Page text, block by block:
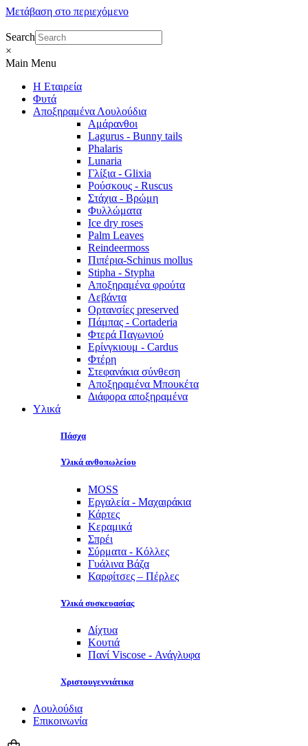
Μετάβαση στο περιεχόμενο
Search
×
Main Menu
Η Εταιρεία
Φυτά
Αποξηραμένα Λουλούδια
Αμάρανθοι
Lagurus - Bunny tails
Phalaris
Lunaria
Γλίξια - Glixia
Ρούσκους - Ruscus
Στάχια - Βρώμη
Φυλλώματα
Ice dry roses
Palm Leaves
Reindeermoss
Πιπέρια-Schinus mollus
Stipha - Stypha
Αποξηραμένα φρούτα
Λεβάντα
Ορτανσίες preserved
Πάμπας - Cortaderia
Φτερά Παγωνιού
Ερίνγκιουμ - Cardus
Φτέρη
Στεφανάκια σύνθεση
Αποξηραμένα Μπουκέτα
Διάφορα αποξηραμένα
Υλικά
Πάσχα
Υλικά ανθοπωλείου
MOSS
Εργαλεία - Μαχαιράκια
Κάρτες
Κεραμικά
Σπρέι
Σύρματα - Κόλλες
Γυάλινα Βάζα
Καρφίτσες – Πέρλες
Υλικά συσκευασίας
Δίχτυα
Κουτιά
Πανί Viscose - Ανάγλυφα
Χριστουγεννιάτικα
Λουλούδια
Επικοινωνία